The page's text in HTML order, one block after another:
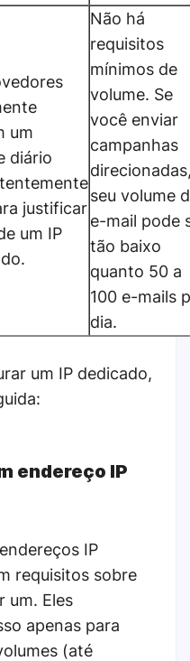
um
diário
justificar
um IP
Não há
requisitos
mínimos de
volume. Se
você enviar
campanhas
seu volume
e-mail pode
tão baixo
quanto 50 a
100 e-mails
dia.
um IP dedicado,
endereço IP
IP
requisitos sobre
um. Eles
apenas para
(até